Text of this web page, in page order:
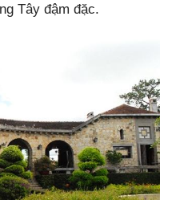
Tây đậm đặc.